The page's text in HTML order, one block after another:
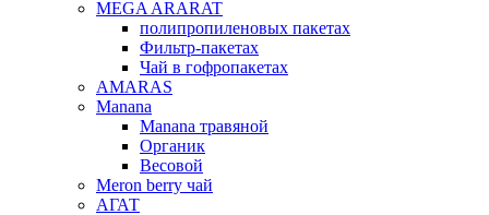
MEGA ARARAT
полипропиленовых пакетах
Фильтр-пакетах
Чай в гофропакетах
AMARAS
Manana
Manana травяной
Органик
Весовой
Meron berry чай
АГАТ